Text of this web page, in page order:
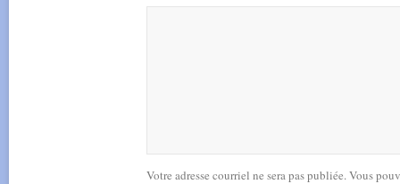
Votre adresse courriel ne sera pas publiée. Vous